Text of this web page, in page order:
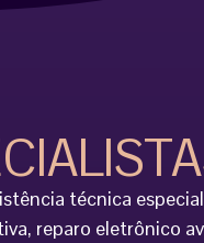
técnica
reparo eletrônico